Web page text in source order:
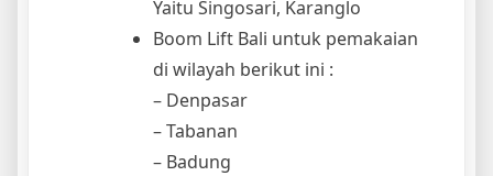
Yaitu Singosari, Karanglo
Boom Lift Bali untuk pemakaian
di wilayah berikut ini :
– Denpasar
– Tabanan
– Badung